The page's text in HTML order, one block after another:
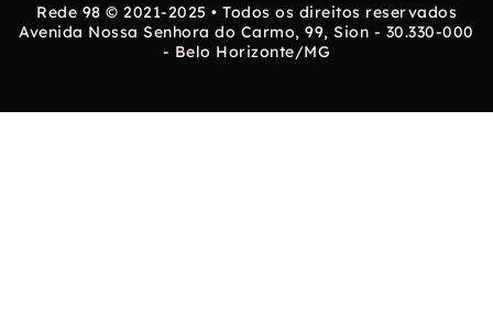
Rede 98 © 2021-2025 • Todos os direitos reservados
Avenida Nossa Senhora do Carmo, 99, Sion - 30.330-000
- Belo Horizonte/MG